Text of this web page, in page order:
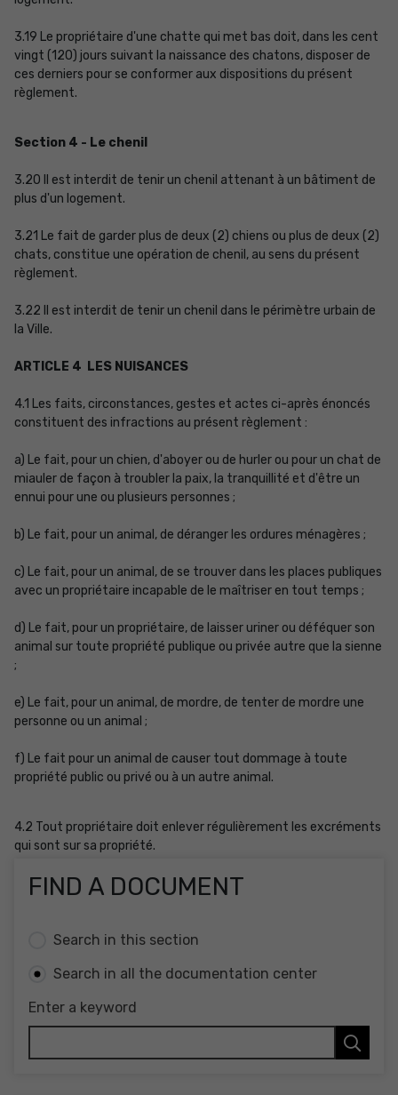
3.19 Le propriétaire d'une chatte qui met bas doit, dans les cent
vingt (120) jours suivant la naissance des chatons, disposer de
ces derniers pour se conformer aux dispositions du présent
règlement.
Section 4 - Le chenil
3.20 Il est interdit de tenir un chenil attenant à un bâtiment de
plus d'un logement.
3.21 Le fait de garder plus de deux (2) chiens ou plus de deux (2)
chats, constitue une opération de chenil, au sens du présent
règlement.
3.22 Il est interdit de tenir un chenil dans le périmètre urbain de
la Ville.
ARTICLE 4 LES NUISANCES
4.1 Les faits, circonstances, gestes et actes ci-après énoncés
constituent des infractions au présent règlement :
a) Le fait, pour un chien, d'aboyer ou de hurler ou pour un chat de
miauler de façon à troubler la paix, la tranquillité et d'être un
ennui pour une ou plusieurs personnes ;
b) Le fait, pour un animal, de déranger les ordures ménagères ;
c) Le fait, pour un animal, de se trouver dans les places publiques
avec un propriétaire incapable de le maîtriser en tout temps ;
d) Le fait, pour un propriétaire, de laisser uriner ou déféquer son
animal sur toute propriété publique ou privée autre que la sienne
;
e) Le fait, pour un animal, de mordre, de tenter de mordre une
personne ou un animal ;
f) Le fait pour un animal de causer tout dommage à toute
propriété public ou privé ou à un autre animal.
4.2 Tout propriétaire doit enlever régulièrement les excréments
qui sont sur sa propriété.
FIND A DOCUMENT
Search in this section
Search in all the documentation center
Enter a keyword